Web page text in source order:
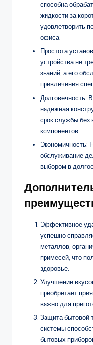
способна
жидкости за
удовлетворить
офиса.
Простота
устройства не
знаний, а его
привлечения
Долговечность:
надежная
срок службы без
компонентов.
Экономичность:
обслуживание
выбором в
Эффективное
успешно
металлов,
примесей, что
здоровье.
Улучшение
приобретает
важно для
Защита бытовой
системы
бытовых